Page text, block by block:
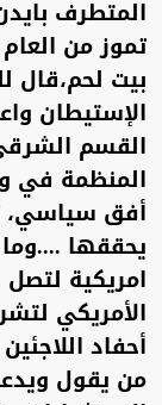
المتطرف
تموز من
بيت لحم،قال
الإستيطان
القسم
المنظمة في
أفق سياسي،
يحققها
امريكية
الأمريكي
أحفاد
من يقول